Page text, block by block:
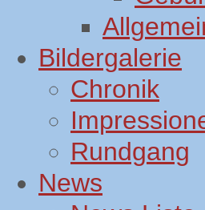
Bildergalerie
Chronik
Rundgang
News